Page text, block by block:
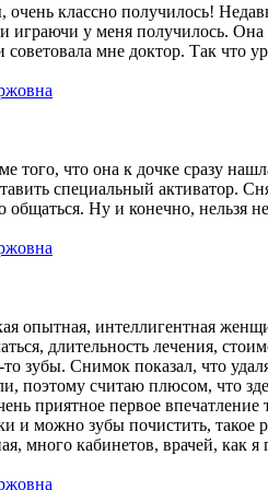
очень классно получилось!
играючи у меня получилось.
советовала мне доктор. Так что
того, что она к дочке сразу
специальный активатор.
Ну и конечно, нельзя
опытная, интеллигентная
длительность лечения,
зубы. Снимок показал, что
поэтому считаю плюсом, что
приятное первое
и можно зубы почистить,
много кабинетов, врачей,